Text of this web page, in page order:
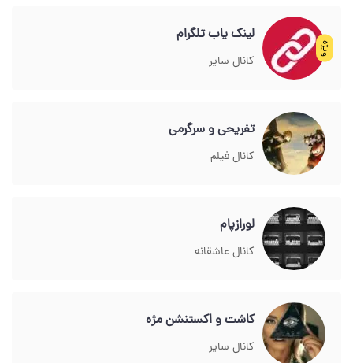
ویژه
لینک یاب تلگرام
کانال سایر
تفریحی و سرگرمی
کانال فیلم
لورازپام
کانال عاشقانه
کاشت و اکستنشن مژه
کانال سایر